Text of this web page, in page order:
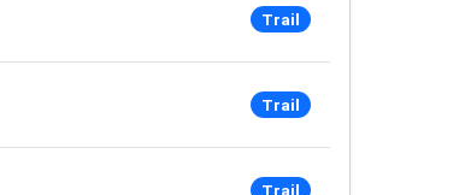
Trail
Trail
Trail